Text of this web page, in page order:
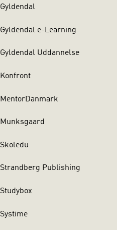
Gyldendal
Gyldendal e-Learning
Gyldendal Uddannelse
Konfront
MentorDanmark
Munksgaard
Skoledu
Strandberg Publishing
Studybox
Systime